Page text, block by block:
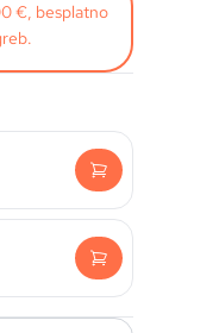
€, besplatno